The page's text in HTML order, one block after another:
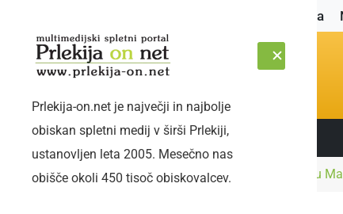
Naslovnica
PETEK, 7. AVGUST 2026 Sledite nam:
Prlekija-on.net je največji in najbolje
obiskan spletni medij v širši Prlekiji,
ustanovljen leta 2005. Mesečno nas
obišče okoli 450 tisoč obiskovalcev.
Naslovnica NajmlajšiTeden otroka v vrtcu